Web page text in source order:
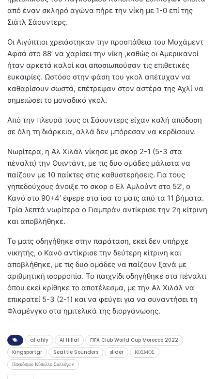
από έναν σκληρό αγώνα πήρε την νίκη με 1-0 επί της
Σιάτλ Σάουντερς.
Οι Αιγύπτιοι χρειάστηκαν την προσπάθεια του Μοχάμεντ
Αφσά στο 88’ να χαρίσει την νίκη ,καθώς οι Αμερικανοί
ήταν αρκετά καλοί και αποσιωπούσαν τις επιθετικές
ευκαιρίες. Ωστόσο στην φάση του γκολ απέτυχαν να
καθαρίσουν σωστά, επέτρεψαν στον αστέρα της Αχλί να
σημειώσει το μοναδικό γκολ.
Από την πλευρά τους οι Σάουντερς είχαν καλή απόδοση
σε όλη τη διάρκεια, αλλά δεν μπόρεσαν να κερδίσουν.
Νωρίτερα, η Αλ Χιλάλ νίκησε με σκορ 2-1 (5-3 στα
πέναλτι) την Ουιντάντ, με τις δυο ομάδες μάλιστα να
παίζουν με 10 παίκτες στις καθυστερήσεις. Για τους
γηπεδούχους άνοιξε το σκορ ο Ελ Αμλούντ στο 52’, ο
Κανό στο 90+4’ έφερε στα ίσα το ματς από τα 11 βήματα.
Τρία λεπτά νωρίτερα ο Γιαμπράν αντίκρισε την 2η κίτρινη
και αποβλήθηκε.
Το ματς οδηγήθηκε στην παράταση, εκεί δεν υπήρχε
νικητής, ο Κανό αντίκρισε την δεύτερη κίτρινη και
αποβλήθηκε, με τις δυο ομάδες να παίζουν ξανά με
αριθμητική ισορροπία. Το παιχνίδι οδηγήθηκε στα πέναλτι
όπου εκεί κρίθηκε το αποτέλεσμα, με την Αλ Χιλάλ να
επικρατεί 5-3 (2-1) και να φεύγει για να συναντήσει τη
Φλαμένγκο στα ημιτελικά της διοργάνωσης.
al ahly Al Hillal
FIFA Club World Cup Morocco 2022
Kingsportgr
Seattle Sounders slider
ΚΟΣΜΟΣ
Παγκόσμιο Κύπελλο Συλλόγων